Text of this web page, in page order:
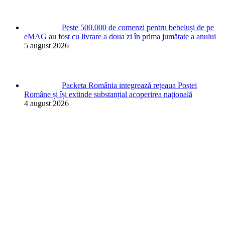
Peste 500.000 de comenzi pentru bebeluși de pe
eMAG au fost cu livrare a doua zi în prima jumătate a anului
5 august 2026
Packeta România integrează rețeaua Poștei
Române și își extinde substanțial acoperirea națională
4 august 2026